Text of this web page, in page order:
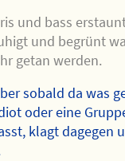
und bass
und begrünt
getan werden.
sobald da was
oder eine
klagt dagegen